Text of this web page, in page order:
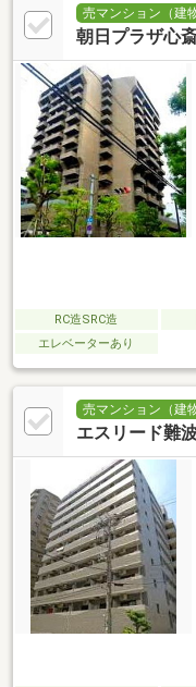
売マンション（建
朝日プラザ心
RC造SRC造
エレベーターあり
売マンション（建
エスリード難